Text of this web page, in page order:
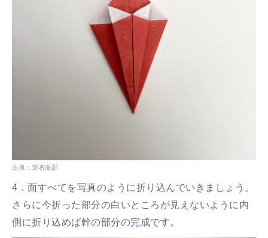
出典：筆者撮影
4．面すべてを写真のように折り込んでいきましょう。
さらに今折った部分の白いところが見えないように内
側に折り込めば幹の部分の完成です。